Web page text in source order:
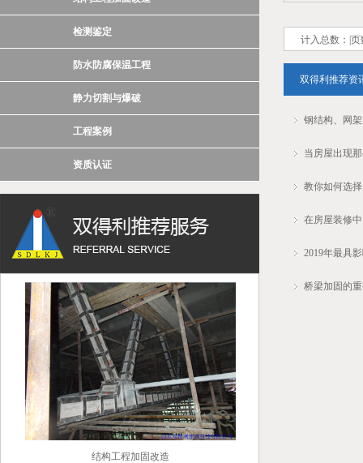
检测鉴定
防水防腐保温工程
静力切割与爆破
工程案例
资质认证
结构工程加固改造
计入总数： |
双得利推荐资
钢结构、网
当房屋出现
教你如何选
在房屋装修
2019年最具
桥梁加固的